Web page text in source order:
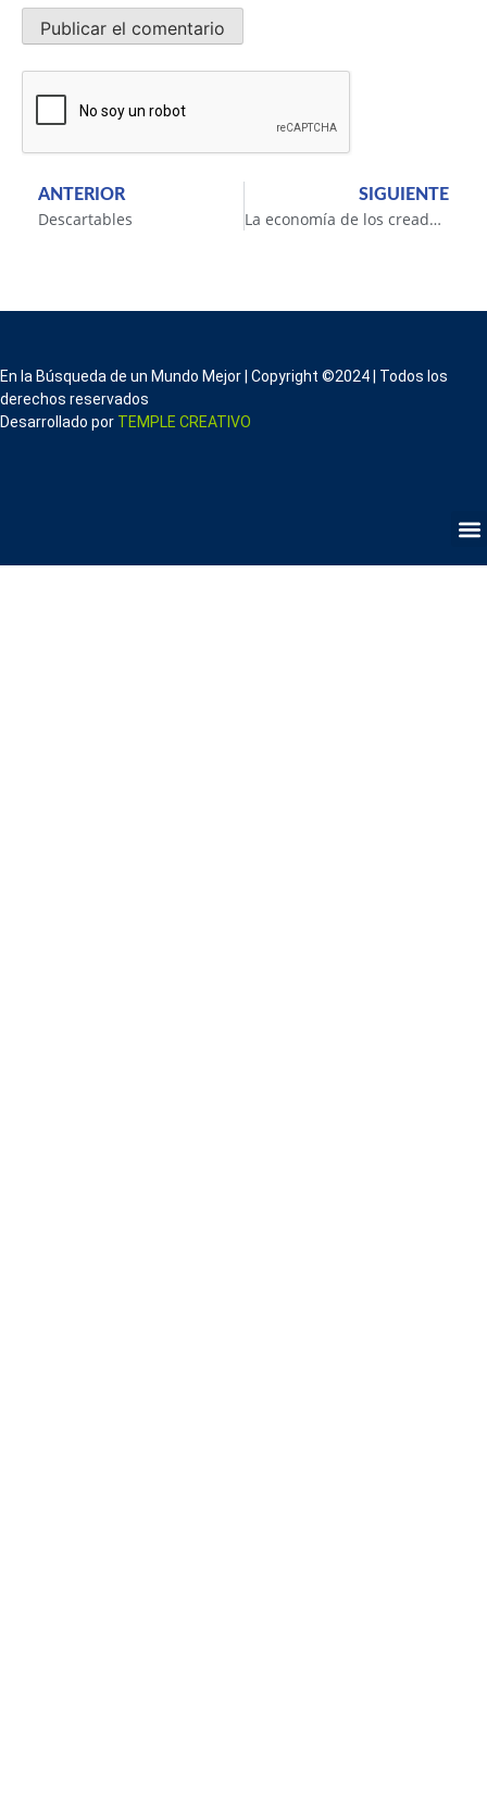
ANTERIOR
Descartables
SIGUIENTE
La economía de los creadores de la cultura…de las plataformas digitales…
En la Búsqueda de un Mundo Mejor | Copyright ©2024 | Todos los
derechos reservados
Desarrollado por TEMPLE CREATIVO